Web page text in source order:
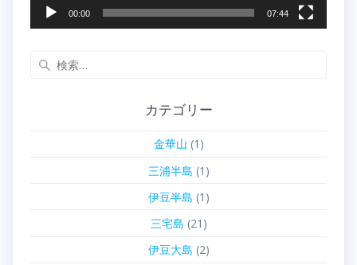
00:00 07:44
カテゴリー
金華山 (1)
三浦半島 (1)
伊豆半島 (1)
三宅島 (21)
伊豆大島 (2)